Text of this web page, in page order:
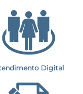
Digital